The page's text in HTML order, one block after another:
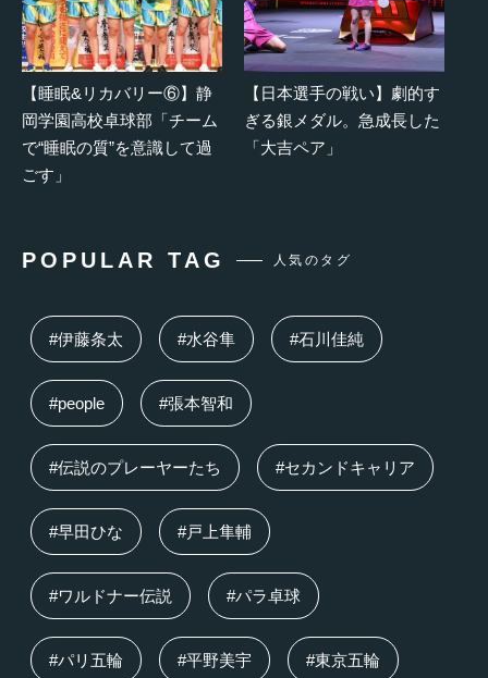
【睡眠&リカバリー⑥】静
岡学園高校卓球部「チーム
で“睡眠の質”を意識して過
ごす」
【日本選手の戦い】劇的す
ぎる銀メダル。急成長した
「大吉ペア」
POPULAR TAG 人気のタグ
#伊藤条太 #水谷隼 #石川佳純
#people #張本智和
#伝説のプレーヤーたち #セカンドキャリア
#早田ひな #戸上隼輔
#ワルドナー伝説 #パラ卓球
#パリ五輪 #平野美宇 #東京五輪